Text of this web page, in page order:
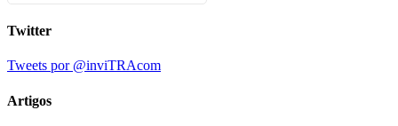
Twitter
Tweets por @inviTRAcom
Artigos